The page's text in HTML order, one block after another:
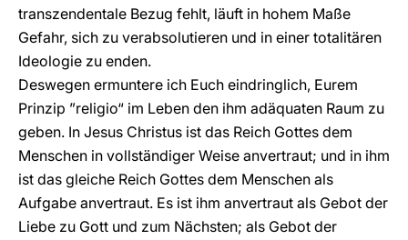
transzendentale Bezug fehlt, läuft in hohem Maße
Gefahr, sich zu verabsolutieren und in einer totalitären
Ideologie zu enden.
Deswegen ermuntere ich Euch eindringlich, Eurem
Prinzip ”religio“ im Leben den ihm adäquaten Raum zu
geben. In Jesus Christus ist das Reich Gottes dem
Menschen in vollständiger Weise anvertraut; und in ihm
ist das gleiche Reich Gottes dem Menschen als
Aufgabe anvertraut. Es ist ihm anvertraut als Gebot der
Liebe zu Gott und zum Nächsten; als Gebot der